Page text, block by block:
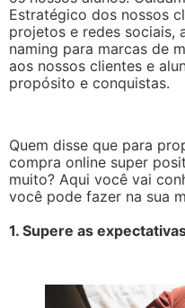
Estratégico dos nossos
projetos e redes sociais,
naming para marcas de
aos nossos clientes e
propósito e conquistas.
Quem disse que para
compra online super
muito? Aqui você vai
você pode fazer na sua
1. Supere as